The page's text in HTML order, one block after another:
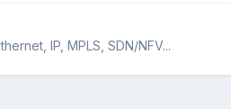
IP, MPLS, SDN/NFV...